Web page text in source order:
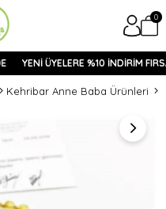
0
YENİ ÜYELERE %10 İNDİRİM
Kehribar Anne Baba Ürünleri